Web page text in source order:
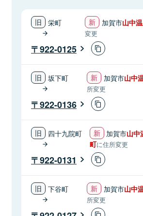
栄町 加賀市山中
変更
922-0125
坂下町 加賀市山中
所変更
922-0136
四十九院町 加賀市山中
町に住所変更
922-0131
下谷町 加賀市山中
所変更